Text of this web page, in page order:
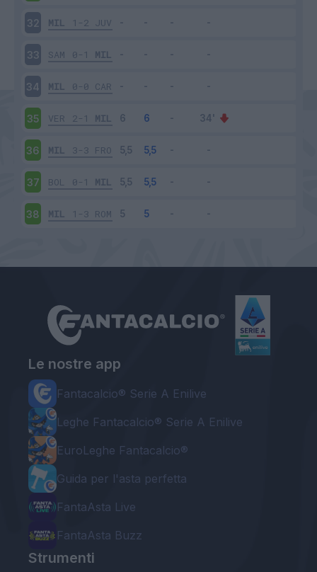
32 MIL 1-2 JUV
33 SAM 0-1 MIL
34 MIL 0-0 CAR
35 VER 2-1 MIL
36 MIL 3-3 FRO
37 BOL 0-1 MIL
38 MIL 1-3 ROM
Le nostre app
Fantacalcio® Serie A Enilive
Leghe Fantacalcio® Serie A Enilive
EuroLeghe Fantacalcio®
Guida per l'asta perfetta
FantaAsta Live
FantaAsta Buzz
Strumenti